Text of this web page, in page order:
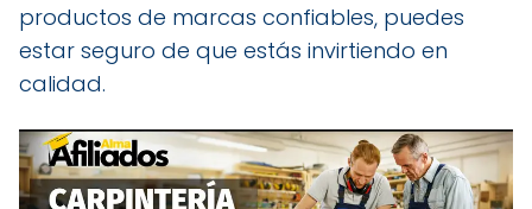
productos de marcas confiables, puedes
estar seguro de que estás invirtiendo en
calidad.